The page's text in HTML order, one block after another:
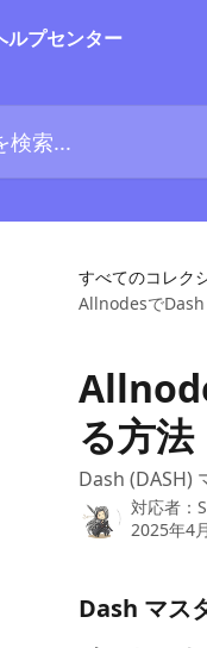
すべてのコレク
AllnodesでDash
る方法
Dash (DASH)
対応者：
2025年4
Dash マス